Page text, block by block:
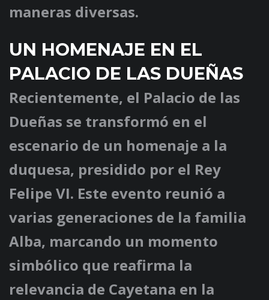
maneras diversas.
UN HOMENAJE EN EL
PALACIO DE LAS DUEÑAS
Recientemente, el Palacio de las
Dueñas se transformó en el
escenario de un homenaje a la
duquesa, presidido por el Rey
Felipe VI. Este evento reunió a
varias generaciones de la familia
Alba, marcando un momento
simbólico que reafirma la
relevancia de Cayetana en la